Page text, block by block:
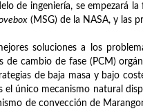
de ingeniería, se empezará
(MSG) de la NASA, y las
soluciones a los
cambio de fase (PCM)
de baja masa y bajo
único mecanismo natural
de convección de